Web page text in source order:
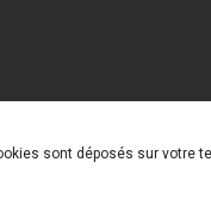
sont déposés sur votre